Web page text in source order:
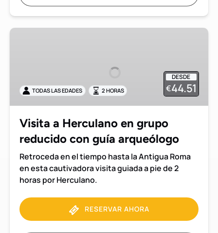
Visita
reducido
con
arqueólogo
DESDE
€44.51
TODAS LAS EDADES 2 HORAS
Visita a Herculano en grupo
reducido con guía arqueólogo
Retroceda en el tiempo hasta la Antigua Roma
en esta cautivadora visita guiada a pie de 2
horas por Herculano.
RESERVAR AHORA